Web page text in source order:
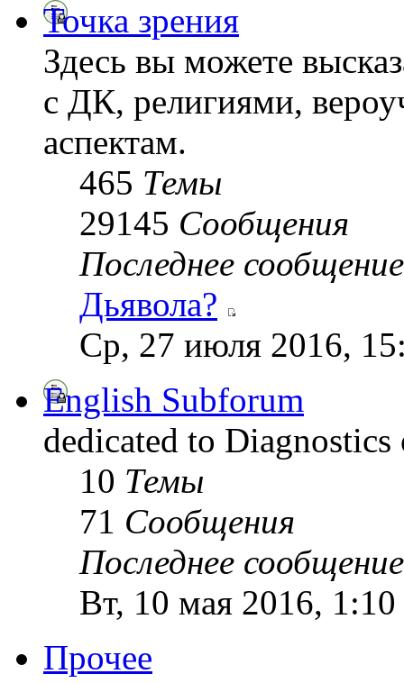
Точка зрения
Здесь вы можете
с ДК, религиями,
аспектам.
465 Темы
29145 Сообщения
Последнее сообщение
Дьявола?
Ср, 27 июля 2016,
English Subforum
dedicated to
10 Темы
71 Сообщения
Последнее сообщение
Вт, 10 мая 2016, 1:10
Прочее